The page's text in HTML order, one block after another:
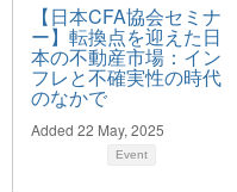
【日本CFA協会セミナ
ー】転換点を迎えた日
本の不動産市場：イン
フレと不確実性の時代
のなかで
Added 22 May, 2025
Event